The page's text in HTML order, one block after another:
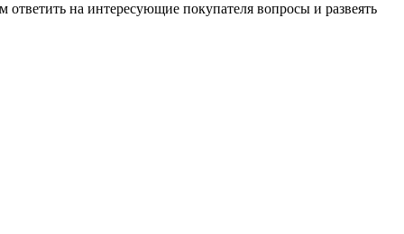
на интересующие покупателя вопросы и развеять